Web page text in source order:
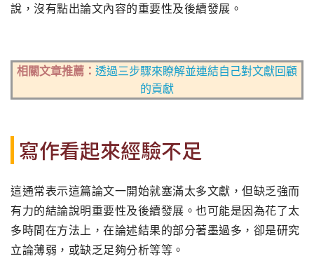
說，沒有點出論文內容的重要性及後續發展。
相關文章推薦： 透過三步驟來瞭解並連結自己對文獻回顧
的貢獻
寫作看起來經驗不足
這通常表示這篇論文一開始就塞滿太多文獻，但缺乏強而
有力的結論說明重要性及後續發展。也可能是因為花了太
多時間在方法上，在論述結果的部分著墨過多，卻是研究
立論薄弱，或缺乏足夠分析等等。